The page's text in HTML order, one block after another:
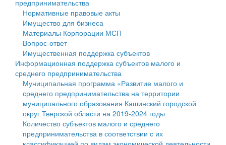
Государственные услуги
Промышленность и АПК
Экономика и бизнес
...
Символика
Устав
Гостям округа
Туризм
Культура
Образование
Здравоохранение
муниципального округа Тверской области
Администрация Кашинского муниципального округа
Тверской области
Управление сельскими территориями
Открытые данные
Работа с обращениями граждан
Муниципальный контроль
Финансовое управление
Бюджет для граждан
Имущество
Выявление правообладателей ранее учтенных
объектов недвижимости
Имущественная поддержка субъектов малого и
среднего предпринимательства
предпринимательства
Нормативные правовые акты
Имущество для бизнеса
Материалы Корпорации МСП
Вопрос-ответ
Имущественная поддержка субъектов
Информационная поддержка субъектов малого и
среднего предпринимательства
Муниципальная программа «Развитие малого и
среднего предпринимательства на территории
муниципального образования Кашинский городской
округ Тверской области на 2019-2024 годы
Количество субъектов малого и среднего
предпринимательства в соответствии с их